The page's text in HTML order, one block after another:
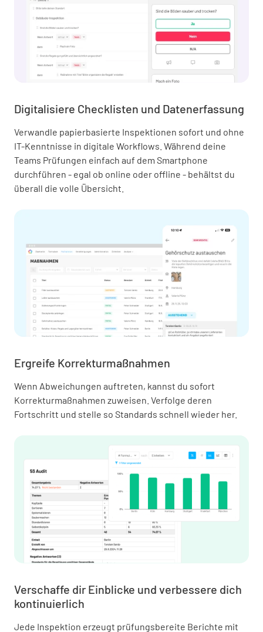
Digitalisiere Checklisten und Datenerfassung
Verwandle papierbasierte Inspektionen sofort und ohne
IT-Kenntnisse in digitale Workflows. Während deine
Teams Prüfungen einfach auf dem Smartphone
durchführen - egal ob online oder offline - behältst du
überall die volle Übersicht.
Ergreife Korrekturmaßnahmen
Wenn Abweichungen auftreten, kannst du sofort
Korrekturmaßnahmen zuweisen. Verfolge deren
Fortschritt und stelle so Standards schnell wieder her.
Verschaffe dir Einblicke und verbessere dich
kontinuierlich
Jede Inspektion erzeugt prüfungsbereite Berichte mit